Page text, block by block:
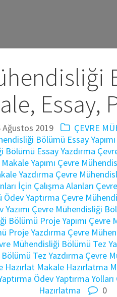
Essay,
Ağustos 2019 ÇEVRE
Bölümü Essay Yapımı
Bölümü Essay Yazdırma
Yapımı Çevre
Yazdırma Çevre
İçin Çalışma Alanları
Yaptırma Çevre
Çevre Mühendisliği
Bölümü Proje Yapımı Çevre
Proje Yazdırma Çevre
Mühendisliği Bölümü Tez
Tez Yazdırma Çevre
Hazırlat Makale Hazırlatma
Ödev Yaptırma Yolları
Hazırlatma
0